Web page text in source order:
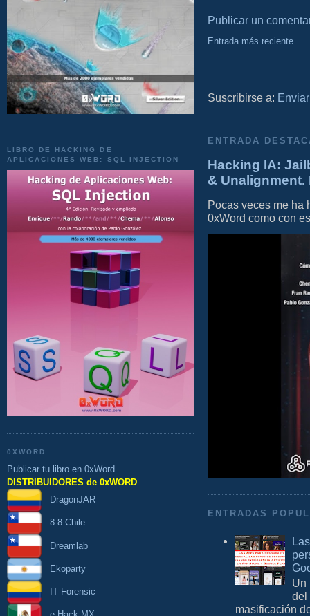
LIBRO DE HACKING DE
APLICACIONES WEB: SQL INJECTION
0XWORD
Publicar tu libro en 0xWord
DISTRIBUIDORES de 0xWORD
DragonJAR
8.8 Chile
Dreamlab
Ekoparty
IT Forensic
Publicar un
Entrada más reciente
Suscribirse a:
ENTRADA
Hacking IA:
&
Pocas veces me ha
0xWord como con
ENTRADAS
Un
del
masificación